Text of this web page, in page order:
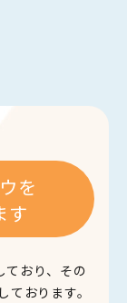
を
す
ており、その
しております。